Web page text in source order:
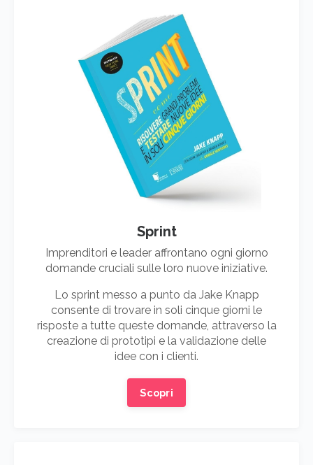
Sprint
Imprenditori e leader affrontano ogni giorno
domande cruciali sulle loro nuove iniziative.
Lo sprint messo a punto da Jake Knapp
consente di trovare in soli cinque giorni le
risposte a tutte queste domande, attraverso la
creazione di prototipi e la validazione delle
idee con i clienti.
Scopri